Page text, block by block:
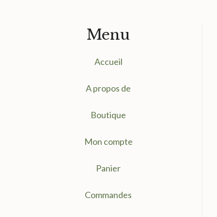
Menu
Accueil
A propos de
Boutique
Mon compte
Panier
Commandes